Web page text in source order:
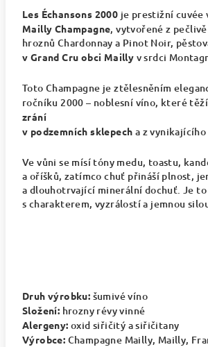
Les Échansons 2000 je prestižní cuvée
Mailly Champagne, vytvořené z
hroznů Chardonnay a Pinot Noir,
v Grand Cru obci Mailly v srdci
Toto Champagne je ztělesněním
ročníku 2000 – noblesní víno, které
zrání
v podzemních sklepech a z
Ve vůni se mísí tóny medu, toastu,
a oříšků, zatímco chuť přináší plnost,
a dlouhotrvající minerální dochuť. Je to
s charakterem, vyzrálostí a jemnou
Druh výrobku: šumivé víno
Složení: hrozny révy vinné
Alergeny: oxid siřičitý a siřičitany
Výrobce: Champagne Mailly, Mailly,